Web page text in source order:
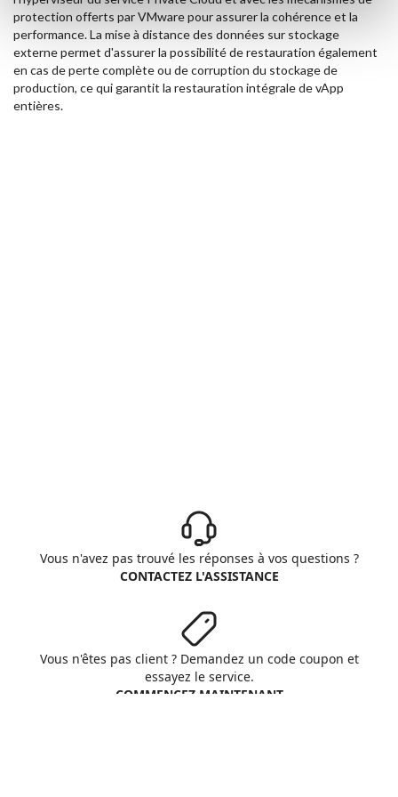
protection offerts par VMware pour assurer la cohérence et la
performance. La mise à distance des données sur stockage
externe permet d'assurer la possibilité de restauration également
en cas de perte complète ou de corruption du stockage de
production, ce qui garantit la restauration intégrale de vApp
entières.
Vous n'avez pas trouvé les réponses à vos questions ?
CONTACTEZ L'ASSISTANCE
Vous n'êtes pas client ? Demandez un code coupon et
essayez le service.
COMMENCEZ MAINTENANT